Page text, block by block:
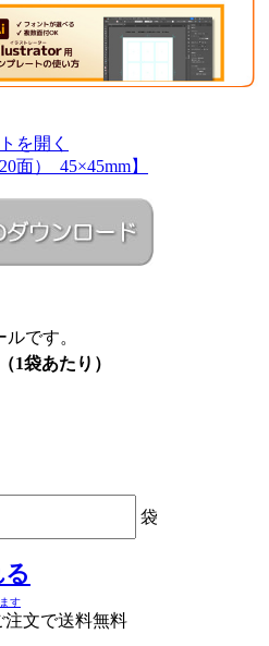
を開く
面）_45×45mm】
です。
1袋あたり）
袋
す
注文で送料無料